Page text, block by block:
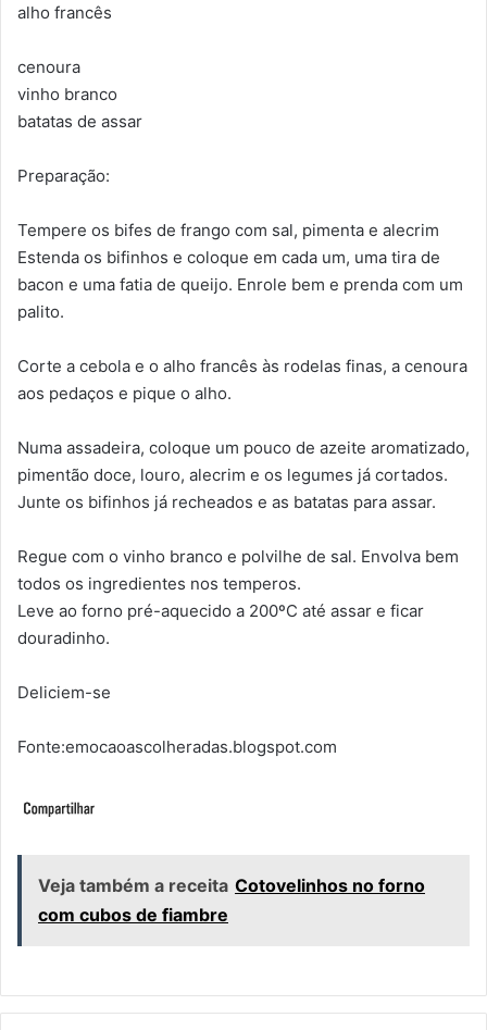
alho francês
cenoura
vinho branco
batatas de assar
Preparação:
Tempere os bifes de frango com sal, pimenta e alecrim
Estenda os bifinhos e coloque em cada um, uma tira de
bacon e uma fatia de queijo. Enrole bem e prenda com um
palito.
Corte a cebola e o alho francês às rodelas finas, a cenoura
aos pedaços e pique o alho.
Numa assadeira, coloque um pouco de azeite aromatizado,
pimentão doce, louro, alecrim e os legumes já cortados.
Junte os bifinhos já recheados e as batatas para assar.
Regue com o vinho branco e polvilhe de sal. Envolva bem
todos os ingredientes nos temperos.
Leve ao forno pré-aquecido a 200ºC até assar e ficar
douradinho.
Deliciem-se
Fonte:emocaoascolheradas.blogspot.com
Veja também a receita Cotovelinhos no forno
com cubos de fiambre